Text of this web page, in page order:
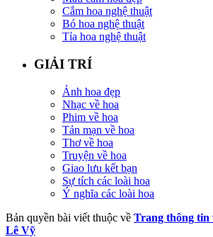
Cắm hoa nghệ thuật
Bó hoa nghệ thuật
Tỉa hoa nghệ thuật
GIẢI TRÍ
Ảnh hoa đẹp
Nhạc về hoa
Phim về hoa
Tản mạn về hoa
Thơ về hoa
Truyện về hoa
Giao lưu kết bạn
Sự tích các loài hoa
Ý nghĩa các loài hoa
Bản quyền bài viết thuộc về Trang thông tin
Lê Vỹ